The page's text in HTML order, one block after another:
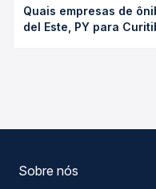
duração exata de cada
para Curitiba, PR -
varia conforme a data
Quais empresas de
del Este, PY para
Sobre nós